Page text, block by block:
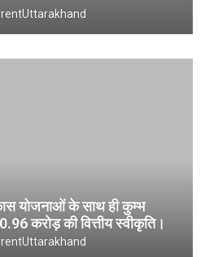
योजनाओं के साथ ही कुम्भ
करोड़ की वित्तीय स्वीकृति।